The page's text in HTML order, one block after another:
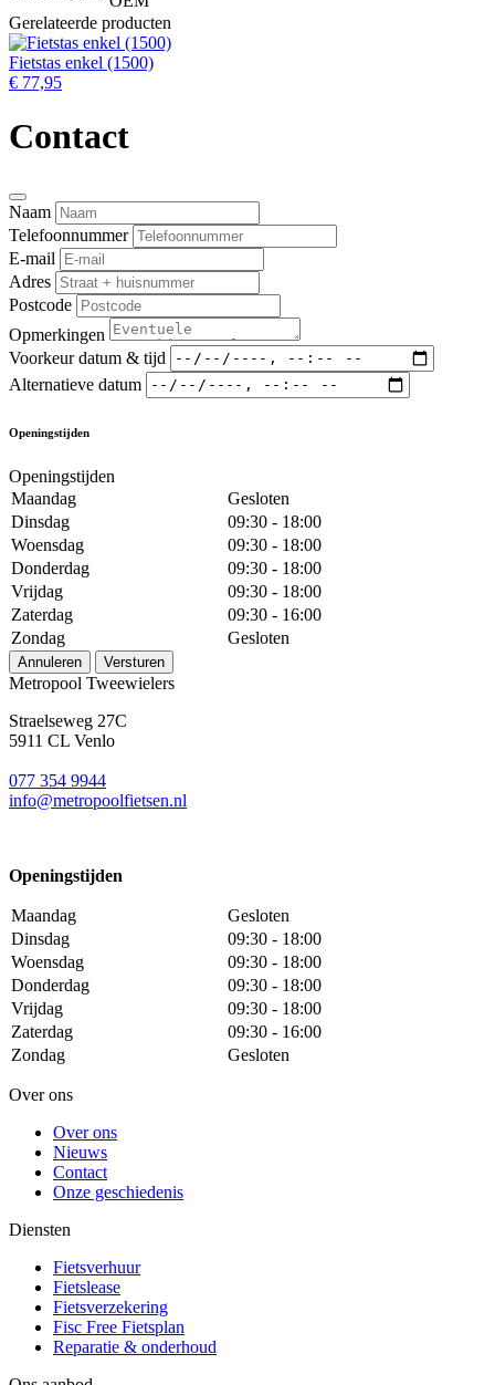
Gerelateerde producten
Fietstas enkel (1500)
€ 77,95
Contact
Naam
Telefoonnummer
E-mail
Adres
Postcode
Opmerkingen
Voorkeur datum & tijd
Alternatieve datum
Openingstijden
Openingstijden
Maandag
Gesloten
Dinsdag
09:30 - 18:00
Woensdag
09:30 - 18:00
Donderdag
09:30 - 18:00
Vrijdag
09:30 - 18:00
Zaterdag
09:30 - 16:00
Zondag
Gesloten
Annuleren Versturen
Metropool Tweewielers
Straelseweg 27C
5911 CL Venlo
077 354 9944
info@metropoolfietsen.nl
Openingstijden
Maandag
Gesloten
Dinsdag
09:30 - 18:00
Woensdag
09:30 - 18:00
Donderdag
09:30 - 18:00
Vrijdag
09:30 - 18:00
Zaterdag
09:30 - 16:00
Zondag
Gesloten
Over ons
Over ons
Nieuws
Contact
Onze geschiedenis
Diensten
Fietsverhuur
Fietslease
Fietsverzekering
Fisc Free Fietsplan
Reparatie & onderhoud